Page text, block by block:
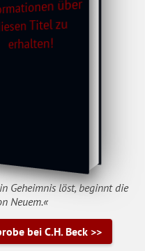
Geheimnis löst, beginnt die
Neuem.«
bei C.H. Beck >>